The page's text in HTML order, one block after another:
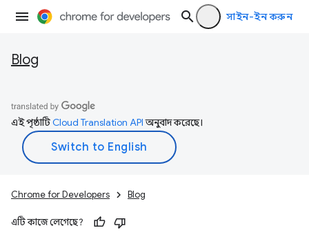
সাইন-ইন করুন
Blog
এই পৃষ্ঠাটিCloud Translation APIঅনুবাদ করেছে।
Chrome for Developers Blog
এটি কাজে লেগেছে?